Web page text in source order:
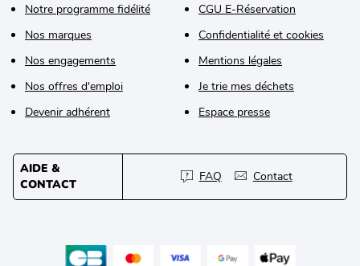
Notre programme fidélité
Nos marques
Nos engagements
Nos offres d'emploi
Devenir adhérent
CGU E-Réservation
Confidentialité et cookies
Mentions légales
Je trie mes déchets
Espace presse
AIDE &
CONTACT
FAQ Contact